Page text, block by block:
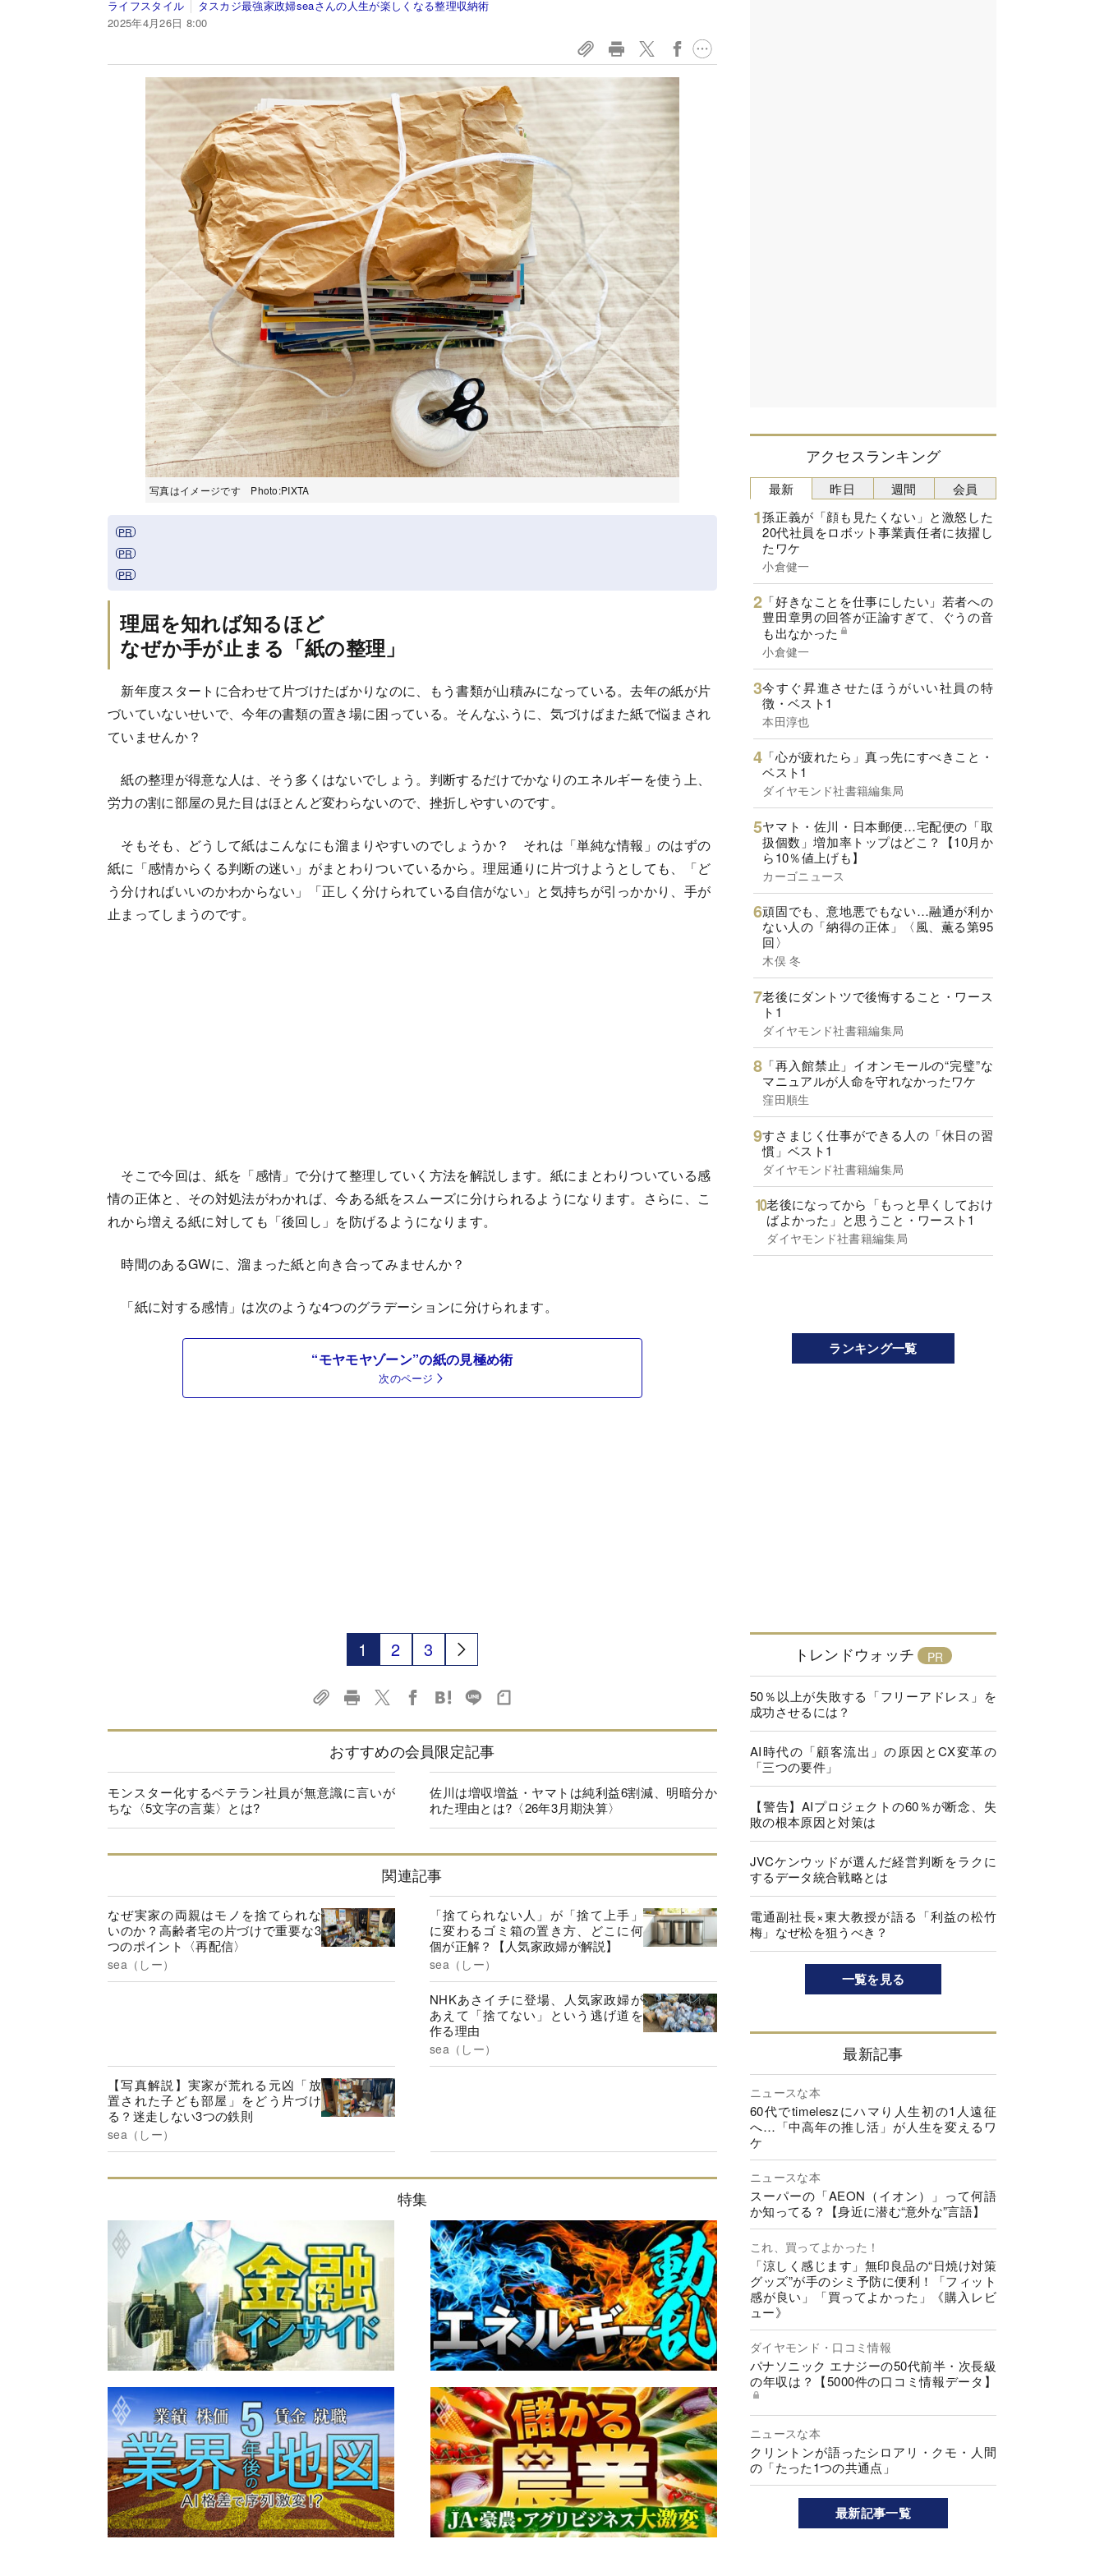
ライフスタイル
タスカジ最強家政婦seaさんの人生が楽しくなる整理収納術
2025年4月26日 8:00
写真はイメージです Photo:PIXTA
理屈を知れば知るほど
なぜか手が止まる「紙の整理」
新年度スタートに合わせて片づけたばかりなのに、もう書類が山積みになっている。去年の紙が片
づいていないせいで、今年の書類の置き場に困っている。そんなふうに、気づけばまた紙で悩まされ
ていませんか？
紙の整理が得意な人は、そう多くはないでしょう。判断するだけでかなりのエネルギーを使う上、
労力の割に部屋の見た目はほとんど変わらないので、挫折しやすいのです。
そもそも、どうして紙はこんなにも溜まりやすいのでしょうか？ それは「単純な情報」のはずの
紙に「感情からくる判断の迷い」がまとわりついているから。理屈通りに片づけようとしても、「ど
う分ければいいのかわからない」「正しく分けられている自信がない」と気持ちが引っかかり、手が
止まってしまうのです。
そこで今回は、紙を「感情」で分けて整理していく方法を解説します。紙にまとわりついている感
情の正体と、その対処法がわかれば、今ある紙をスムーズに分けられるようになります。さらに、こ
れから増える紙に対しても「後回し」を防げるようになります。
時間のあるGWに、溜まった紙と向き合ってみませんか？
「紙に対する感情」は次のような4つのグラデーションに分けられます。
“モヤモヤゾーン”の紙の見極め術
次のページ
1 2 3
おすすめの会員限定記事
モンスター化するベテラン社員が無意識に言いが
ちな〈5文字の言葉〉とは?
佐川は増収増益・ヤマトは純利益6割減、明暗分か
れた理由とは?〈26年3月期決算〉
関連記事
なぜ実家の両親はモノを捨てられな
いのか？高齢者宅の片づけで重要な3
つのポイント〈再配信〉
sea（しー）
「捨てられない人」が「捨て上手」
に変わるゴミ箱の置き方、どこに何
個が正解？【人気家政婦が解説】
sea（しー）
NHKあさイチに登場、人気家政婦が
あえて「捨てない」という逃げ道を
作る理由
sea（しー）
【写真解説】実家が荒れる元凶「放
置された子ども部屋」をどう片づけ
る？迷走しない3つの鉄則
sea（しー）
特集
アクセスランキング
最新
孫正義が「顔も見たくない」と激怒した
20代社員をロボット事業責任者に抜擢し
たワケ
小倉健一
「好きなことを仕事にしたい」若者への
豊田章男の回答が正論すぎて、ぐうの音
も出なかった
小倉健一
今すぐ昇進させたほうがいい社員の特
徴・ベスト1
本田淳也
「心が疲れたら」真っ先にすべきこと・
ベスト1
ダイヤモンド社書籍編集局
ヤマト・佐川・日本郵便…宅配便の「取
扱個数」増加率トップはどこ？【10月か
ら10％値上げも】
カーゴニュース
頑固でも、意地悪でもない…融通が利か
ない人の「納得の正体」〈風、薫る第95
回〉
木俣 冬
老後にダントツで後悔すること・ワース
ト1
ダイヤモンド社書籍編集局
「再入館禁止」イオンモールの“完璧”な
マニュアルが人命を守れなかったワケ
窪田順生
すさまじく仕事ができる人の「休日の習
慣」ベスト1
ダイヤモンド社書籍編集局
老後になってから「もっと早くしておけ
ばよかった」と思うこと・ワースト1
ダイヤモンド社書籍編集局
昨日 週間 会員
ランキング一覧
トレンドウォッチ
50％以上が失敗する「フリーアドレス」を
成功させるには？
AI時代の「顧客流出」の原因とCX変革の
「三つの要件」
【警告】AIプロジェクトの60％が断念、失
敗の根本原因と対策は
JVCケンウッドが選んだ経営判断をラクに
するデータ統合戦略とは
電通副社長×東大教授が語る「利益の松竹
梅」なぜ松を狙うべき？
一覧を見る
最新記事
ニュースな本
60代でtimeleszにハマり人生初の1人遠征
へ…「中高年の推し活」が人生を変えるワ
ケ
ニュースな本
スーパーの「AEON（イオン）」って何語
か知ってる？【身近に潜む“意外な”言語】
これ、買ってよかった！
「涼しく感じます」無印良品の“日焼け対策
グッズ”が手のシミ予防に便利！「フィット
感が良い」「買ってよかった」《購入レビ
ュー》
ダイヤモンド・口コミ情報
パナソニック エナジーの50代前半・次長級
の年収は？【5000件の口コミ情報データ】
ニュースな本
クリントンが語ったシロアリ・クモ・人間
の「たった1つの共通点」
最新記事一覧